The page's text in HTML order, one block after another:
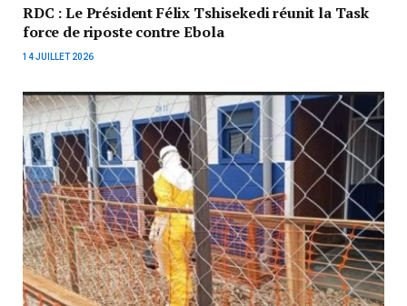
RDC : Le Président Félix Tshisekedi réunit la Task
force de riposte contre Ebola
14 JUILLET 2026